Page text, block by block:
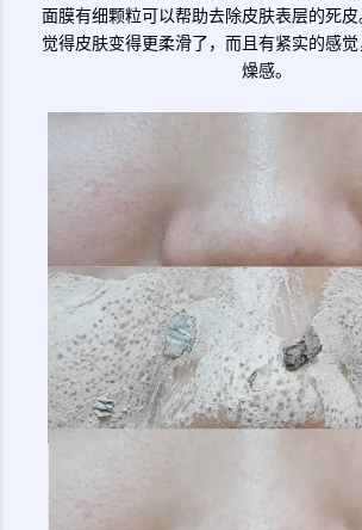
面膜有细颗粒可以帮助去除皮肤表层的死
觉得皮肤变得更柔滑了，而且有紧实的感
燥感。